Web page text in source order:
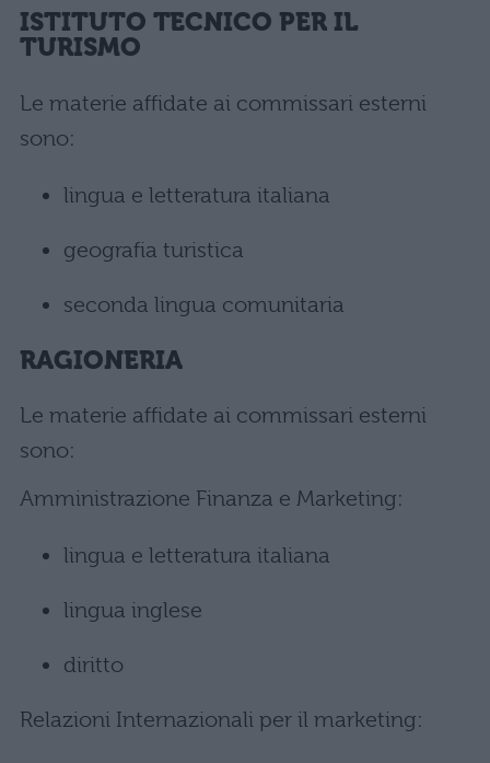
ISTITUTO TECNICO PER IL
TURISMO
Le materie affidate ai commissari esterni
sono:
lingua e letteratura italiana
geografia turistica
seconda lingua comunitaria
RAGIONERIA
Le materie affidate ai commissari esterni
sono:
Amministrazione Finanza e Marketing:
lingua e letteratura italiana
lingua inglese
diritto
Relazioni Internazionali per il marketing: